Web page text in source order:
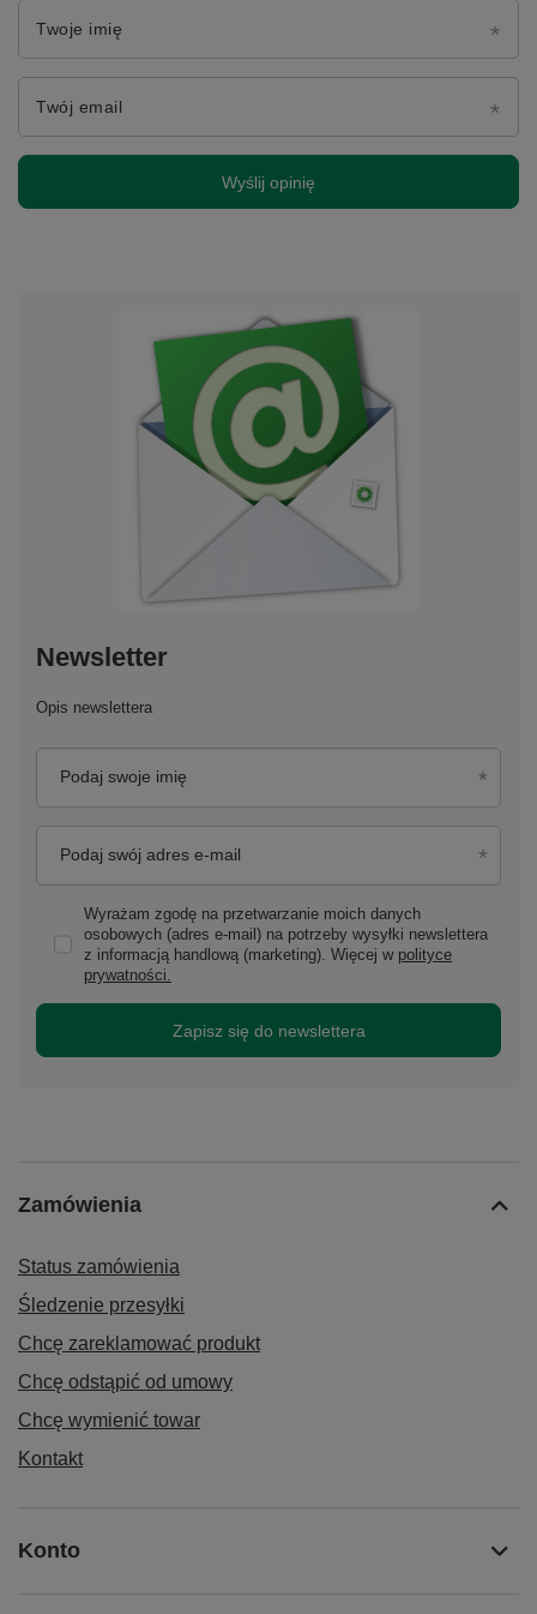
Twoje imię
Twój email
Wyślij opinię
Newsletter
Opis newslettera
Podaj swoje imię
Podaj swój adres e-mail
Wyrażam zgodę na przetwarzanie moich danych
osobowych (adres e-mail) na potrzeby wysyłki newslettera
z informacją handlową (marketing). Więcej w polityce
prywatności.
Zapisz się do newslettera
Zamówienia
Status zamówienia
Śledzenie przesyłki
Chcę zareklamować produkt
Chcę odstąpić od umowy
Chcę wymienić towar
Kontakt
Konto